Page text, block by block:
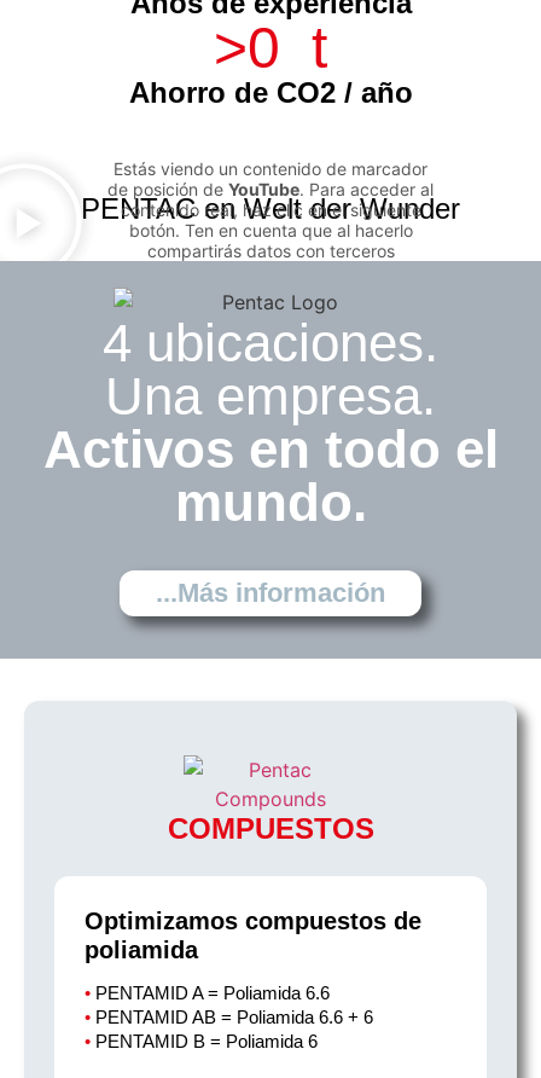
Ahorro de CO2 / año
>0
  t
PENTAC en Welt der Wunder
Estás viendo un contenido de marcador
de posición de YouTube. Para acceder al
contenido real, haz clic en el siguiente
botón. Ten en cuenta que al hacerlo
compartirás datos con terceros
Más información
Desbloquear contenido
Aceptar el servicio requerido y
desbloquear los contenidos
4 ubicaciones.
Una empresa.
Activos en todo el
mundo.
...Más información
COMPUESTOS
Optimizamos compuestos de
poliamida
• PENTAMID A = Poliamida 6.6
• PENTAMID AB = Poliamida 6.6 + 6
• PENTAMID B = Poliamida 6